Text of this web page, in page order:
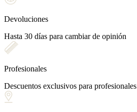
Devoluciones
Hasta 30 días para cambiar de opinión
Profesionales
Descuentos exclusivos para profesionales